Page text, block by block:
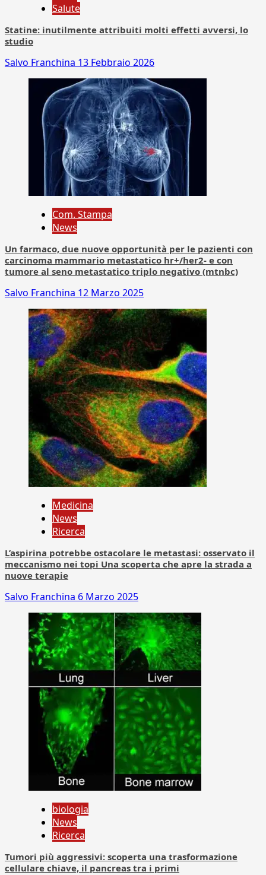
Salute
Statine: inutilmente attribuiti molti effetti avversi, lo
studio
Salvo Franchina 13 Febbraio 2026
Com. Stampa
News
Un farmaco, due nuove opportunità per le pazienti con
carcinoma mammario metastatico hr+/her2- e con
tumore al seno metastatico triplo negativo (mtnbc)
Salvo Franchina 12 Marzo 2025
Medicina
News
Ricerca
L’aspirina potrebbe ostacolare le metastasi: osservato il
meccanismo nei topi Una scoperta che apre la strada a
nuove terapie
Salvo Franchina 6 Marzo 2025
biologia
News
Ricerca
Tumori più aggressivi: scoperta una trasformazione
cellulare chiave, il pancreas tra i primi